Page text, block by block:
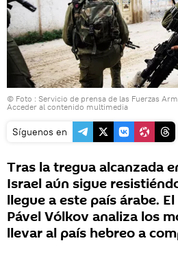
© Foto : Servicio de prensa de las Fuerzas
Acceder al contenido multimedia
Síguenos en
Tras la tregua alcanzada
Israel aún sigue
llegue a este país árabe.
Pável Vólkov analiza los
llevar al país hebreo a